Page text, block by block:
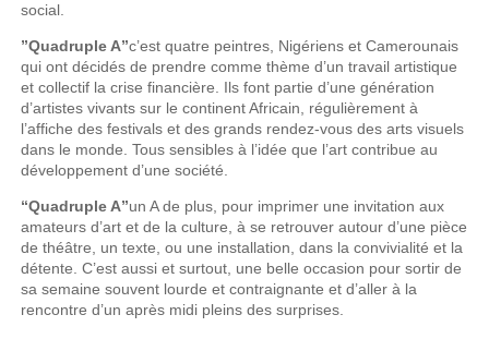
social.
”Quadruple A”c’est quatre peintres, Nigériens et Camerounais
qui ont décidés de prendre comme thème d’un travail artistique
et collectif la crise financière. Ils font partie d’une génération
d’artistes vivants sur le continent Africain, régulièrement à
l’affiche des festivals et des grands rendez-vous des arts visuels
dans le monde. Tous sensibles à l’idée que l’art contribue au
développement d’une société.
“Quadruple A”un A de plus, pour imprimer une invitation aux
amateurs d’art et de la culture, à se retrouver autour d’une pièce
de théâtre, un texte, ou une installation, dans la convivialité et la
détente. C’est aussi et surtout, une belle occasion pour sortir de
sa semaine souvent lourde et contraignante et d’aller à la
rencontre d’un après midi pleins des surprises.